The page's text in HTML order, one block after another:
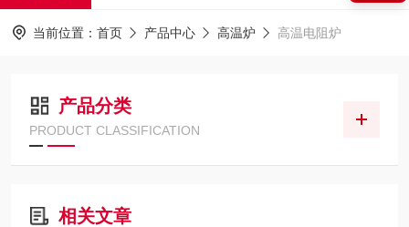
当前位置： 首页 产品中心 高温炉 高温电阻炉
产品分类
PRODUCT CLASSIFICATION
相关文章